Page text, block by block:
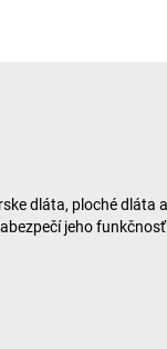
dláta, ploché dláta
jeho